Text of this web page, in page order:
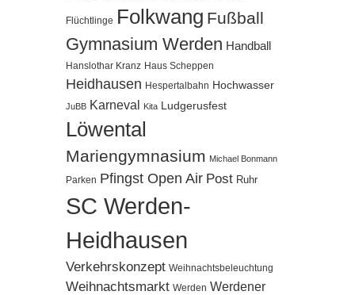
Flüchtlinge Folkwang Fußball
Gymnasium Werden Handball
Hanslothar Kranz Haus Scheppen
Heidhausen Hespertalbahn Hochwasser
JuBB Karneval Kita Ludgerusfest
Löwental
Mariengymnasium Michael Bonmann
Parken Pfingst Open Air Post Ruhr
SC Werden-
Heidhausen
Verkehrskonzept Weihnachtsbeleuchtung
Weihnachtsmarkt Werden Werdener